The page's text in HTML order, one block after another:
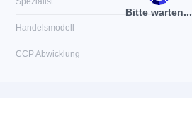
Bitte warten...
Handelsmodell
CCP Abwicklung